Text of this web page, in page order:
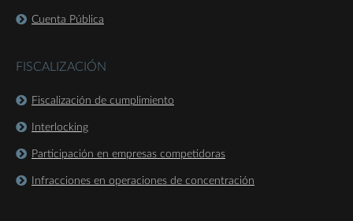
Cuenta Pública
FISCALIZACIÓN
Fiscalización de cumplimiento
Interlocking
Participación en empresas competidoras
Infracciones en operaciones de concentración